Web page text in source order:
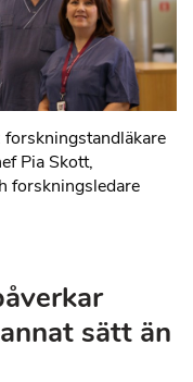
Pia Skott,
forskningsledare
sätt än